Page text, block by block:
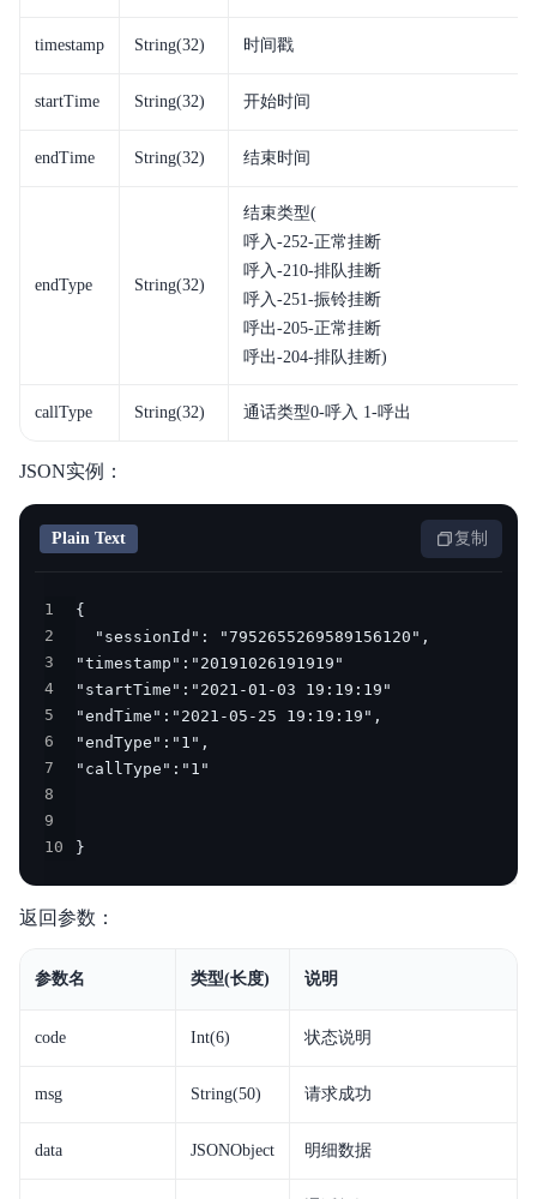
timestamp String(32) 时间戳
startTime String(32) 开始时间
endTime String(32) 结束时间
endType String(32)
结束类型(
呼入-252-正常挂断
呼入-210-排队挂断
呼入-251-振铃挂断
呼出-205-正常挂断
呼出-204-排队挂断)
callType String(32) 通话类型0-呼入 1-呼出
JSON实例：
Plain Text 复制
1
2
3
4
5
6
7
8
9
10
}
返回参数：
参数名 类型(长度) 说明
code Int(6) 状态说明
msg String(50) 请求成功
data JSONObject 明细数据